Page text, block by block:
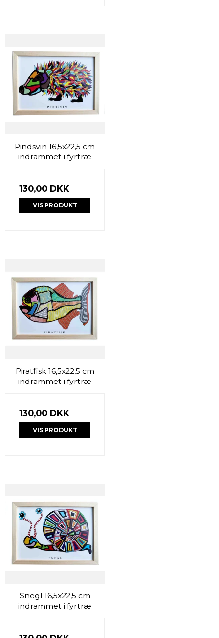
Pindsvin 16,5x22,5 cm
indrammet i fyrtræ
130,00 DKK
VIS PRODUKT
Piratfisk 16,5x22,5 cm
indrammet i fyrtræ
130,00 DKK
VIS PRODUKT
Snegl 16,5x22,5 cm
indrammet i fyrtræ